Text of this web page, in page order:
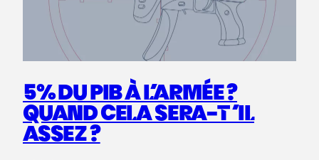
5% DU PIB À L’ARMÉE ?
QUAND CELA SERA-T ’IL
ASSEZ ?